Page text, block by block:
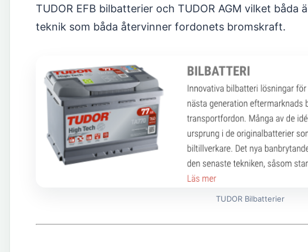
TUDOR EFB bilbatterier och TUDOR AGM vilket
teknik som båda återvinner fordonets bromskraft.
TUDOR Bilbatterier